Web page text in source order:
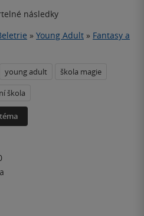
následky
» Young Adult » Fantasy a
young adult
škola magie
škola